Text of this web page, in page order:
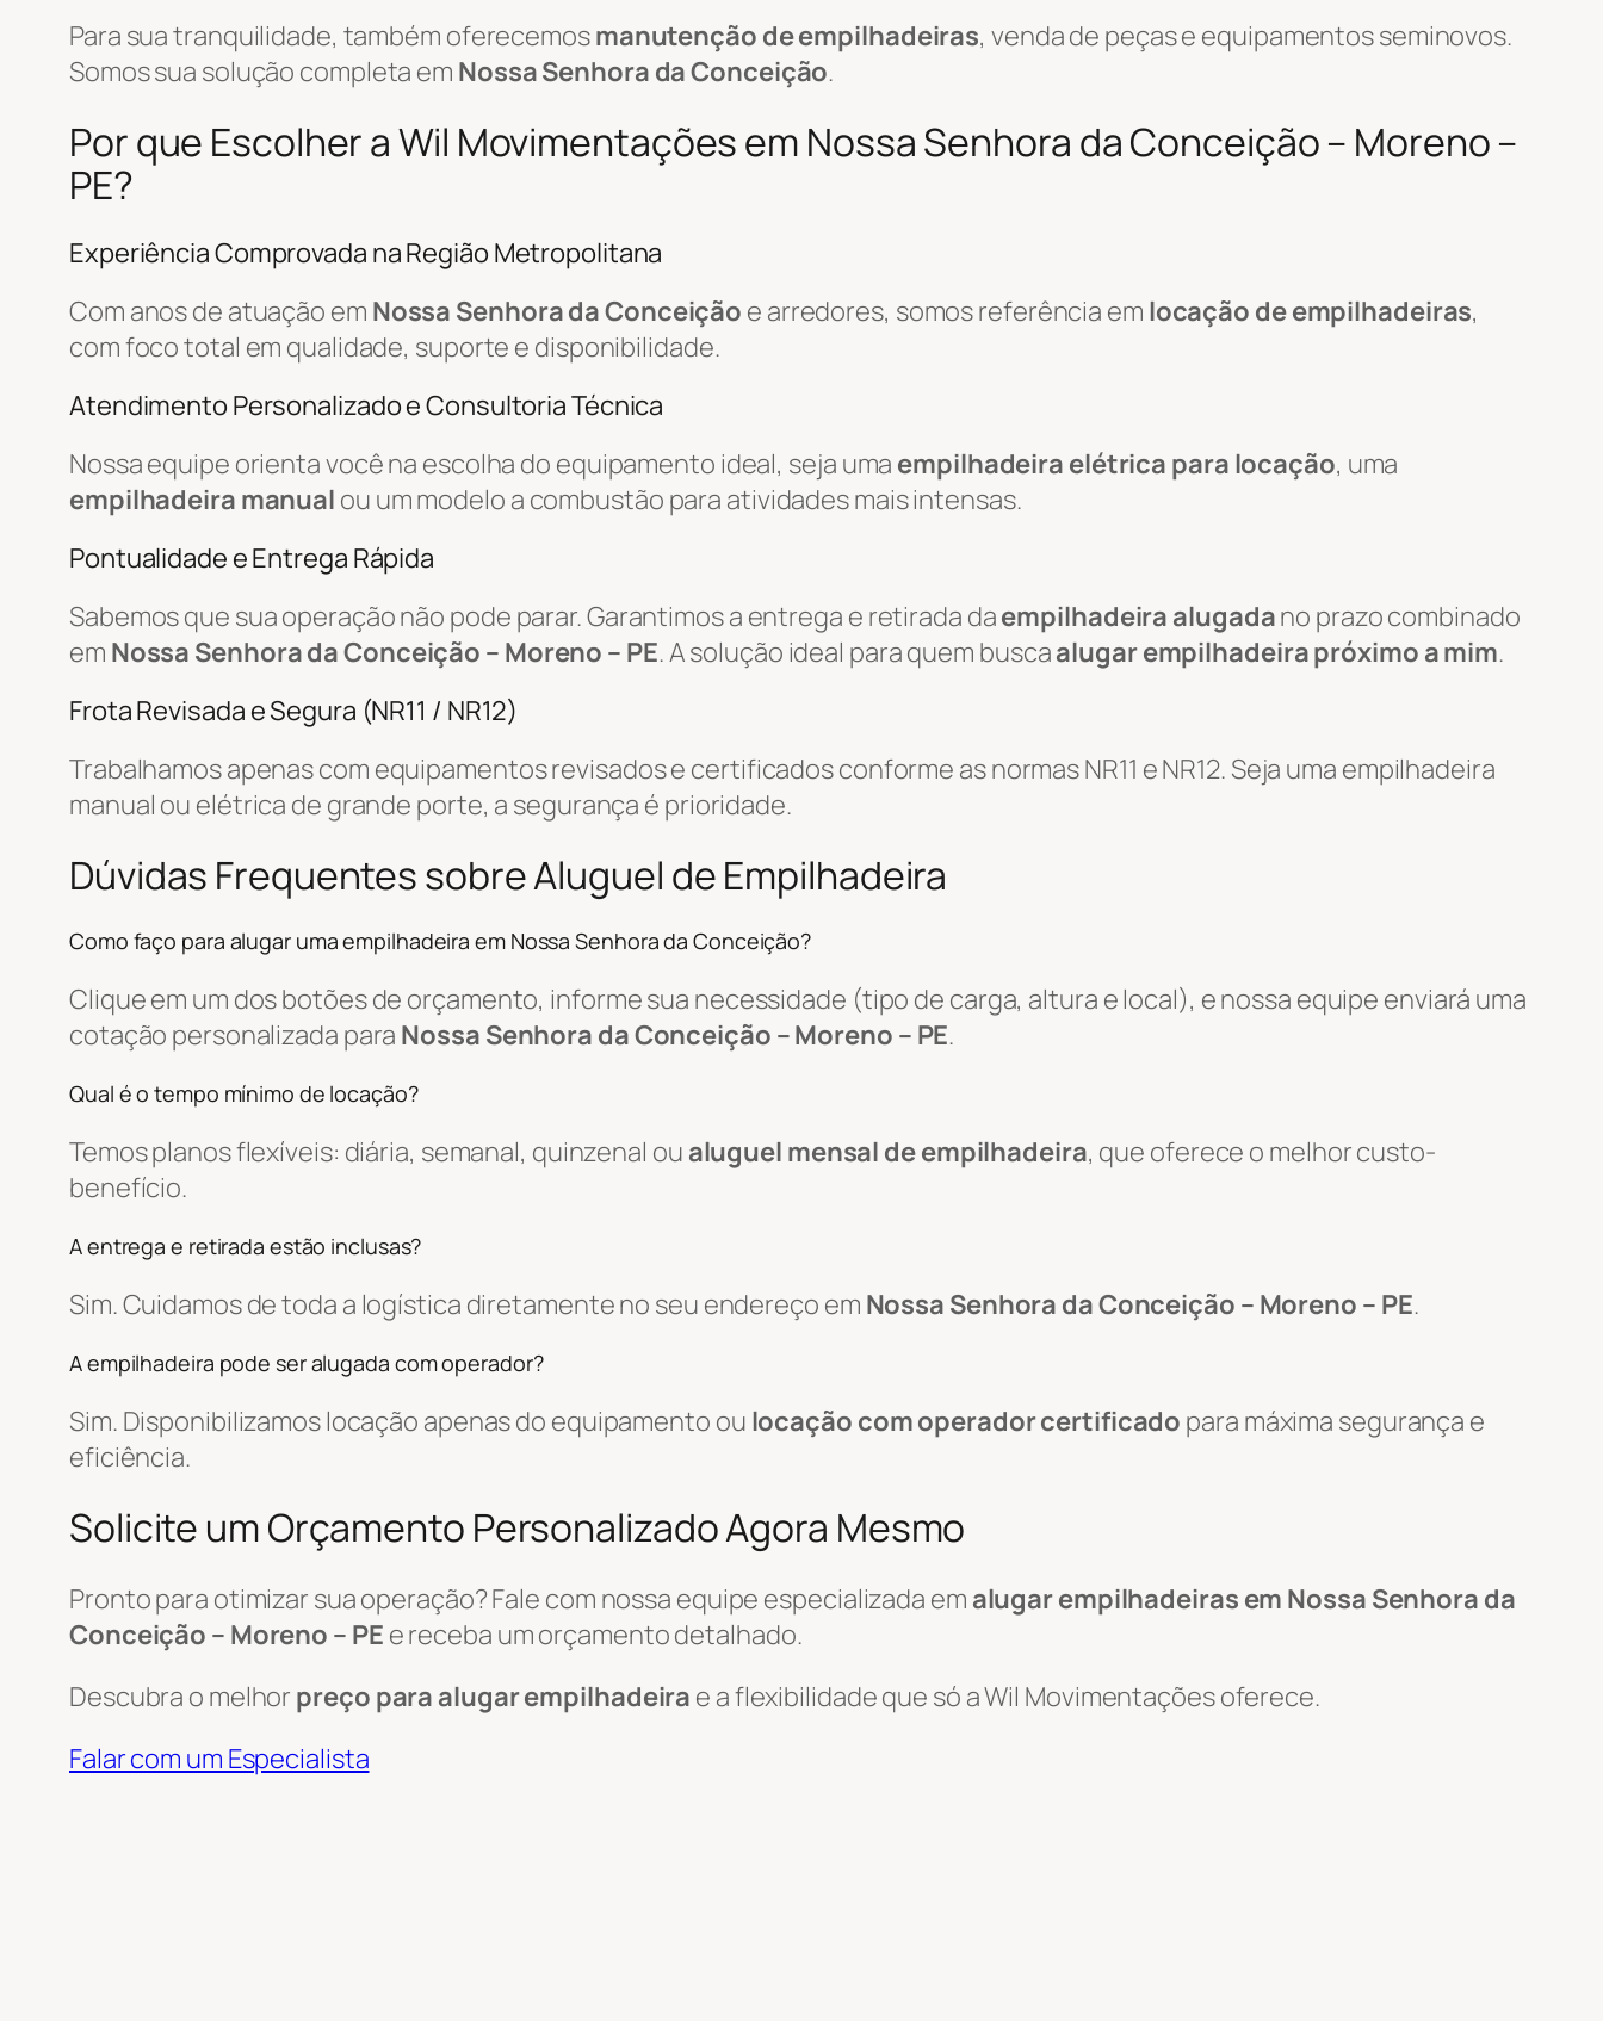
Para sua tranquilidade, também oferecemosmanutenção de empilhadeiras, venda de peças e equipamentos seminovos.
Somos sua solução completa em Nossa Senhora da Conceição.
Por que Escolher a Wil Movimentações em Nossa Senhora da Conceição – Moreno –
PE?
Experiência Comprovada na Região Metropolitana
Com anos de atuação em Nossa Senhora da Conceição e arredores, somos referência em locação de empilhadeiras,
com foco total em qualidade, suporte e disponibilidade.
Atendimento Personalizado e Consultoria Técnica
Nossa equipe orienta você na escolha do equipamento ideal, seja uma empilhadeira elétrica para locação, uma
empilhadeira manual ou um modelo a combustão para atividades mais intensas.
Pontualidade e Entrega Rápida
Sabemos que sua operação não pode parar. Garantimos a entrega e retirada daempilhadeira alugadano prazo combinado
em Nossa Senhora da Conceição – Moreno – PE. A solução ideal para quem buscaalugar empilhadeira próximo a mim.
Frota Revisada e Segura (NR11 / NR12)
Trabalhamos apenas com equipamentos revisados e certificados conforme as normas NR11 e NR12. Seja uma empilhadeira
manual ou elétrica de grande porte, a segurança é prioridade.
Dúvidas Frequentes sobre Aluguel de Empilhadeira
Como faço para alugar uma empilhadeira em Nossa Senhora da Conceição?
Clique em um dos botões de orçamento, informe sua necessidade (tipo de carga, altura e local), e nossa equipe enviará uma
cotação personalizada para Nossa Senhora da Conceição – Moreno – PE.
Qual é o tempo mínimo de locação?
Temos planos flexíveis: diária, semanal, quinzenal ou aluguel mensal de empilhadeira, que oferece o melhor custo-
benefício.
A entrega e retirada estão inclusas?
Sim. Cuidamos de toda a logística diretamente no seu endereço em Nossa Senhora da Conceição – Moreno – PE.
A empilhadeira pode ser alugada com operador?
Sim. Disponibilizamos locação apenas do equipamento ou locação com operador certificado para máxima segurança e
eficiência.
Solicite um Orçamento Personalizado Agora Mesmo
Pronto para otimizar sua operação? Fale com nossa equipe especializada em alugar empilhadeiras em Nossa Senhora da
Conceição – Moreno – PE e receba um orçamento detalhado.
Descubra o melhor preço para alugar empilhadeira e a flexibilidade que só a Wil Movimentações oferece.
Falar com um Especialista